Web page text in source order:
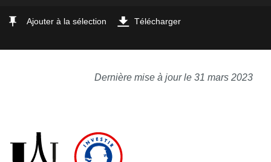
Ajouter à la sélection Télécharger
Dernière mise à jour le 31 mars 2023